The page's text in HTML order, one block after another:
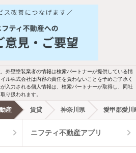
2階以上
独立洗面台
都市ガス
オートロック
外壁塗装業者の情報は検索パートナーが提供している情
ル株式会社は内容の責任を負わないことを予めご了承く
入力される個人情報は、検索パートナーが取得し、同社
り扱われます。
産 賃貸 神奈川県 愛甲郡愛川
ニフティ不動産アプリ